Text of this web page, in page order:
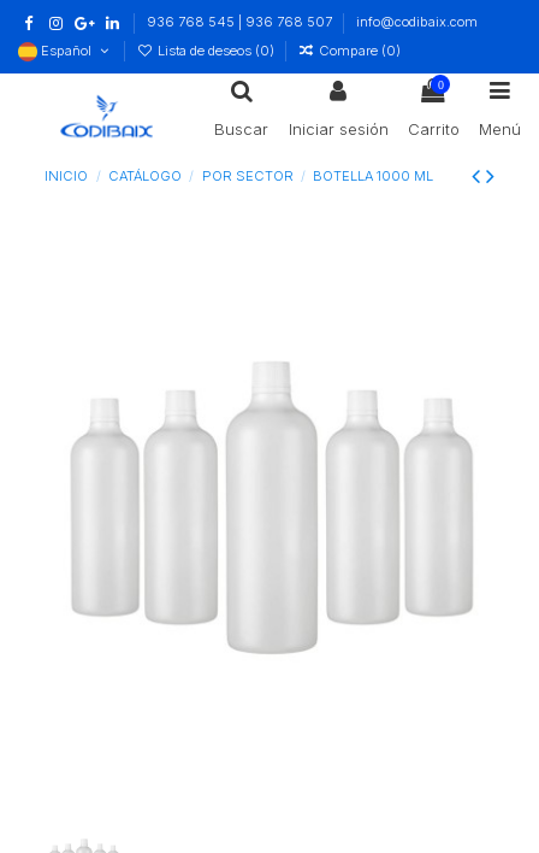
936 768 545 | 936 768 507
info@codibaix.com
Español
Lista de deseos (0) Compare (0)
Buscar Iniciar sesión
0
Carrito Menú
INICIO CATÁLOGO POR SECTOR BOTELLA 1000 ML